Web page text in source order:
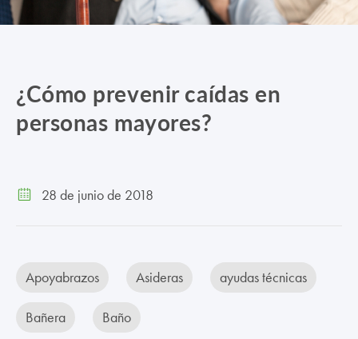
CENTROS
PROMOCIONES Y ACTUALIDAD
¿Cómo prevenir caídas en
personas mayores?
28 de junio de 2018
Apoyabrazos Asideras ayudas técnicas
Bañera Baño